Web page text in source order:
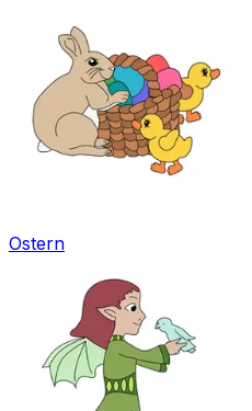
Ostern